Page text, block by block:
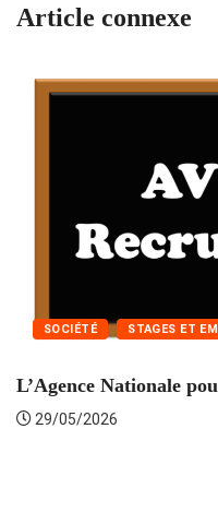
Article connexe
SOCIÉTÉ STAGES ET
L’Agence Nationale
29/05/2026